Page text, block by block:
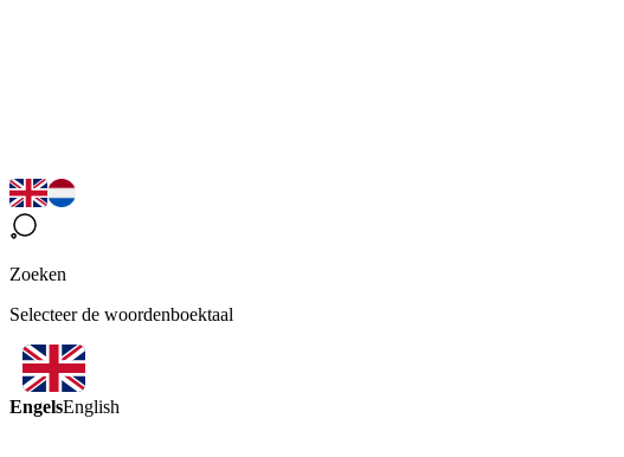
Zoeken
Selecteer de woordenboektaal
EngelsEnglish